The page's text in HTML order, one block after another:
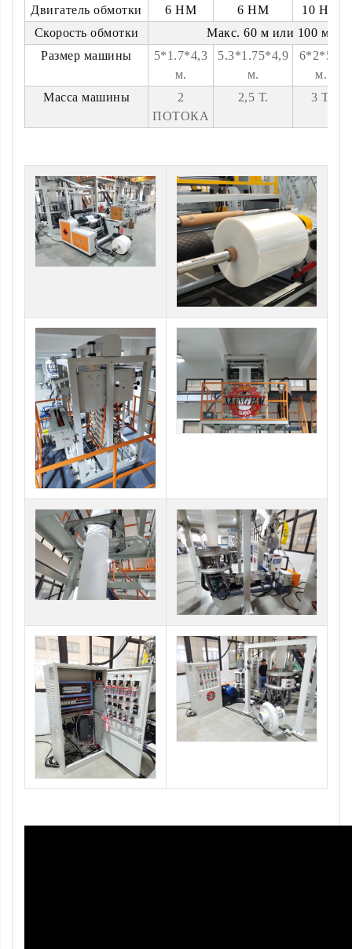
Двигатель обмотки 6 НМ 6 НМ
10 НМ
Скорость обмотки
Макс. 60 м или 100 м/
Размер машины
5*1.7*4,3
м.
5.3*1.75*4,9
м.
6*2*5,5
м.
Масса машины
2
ПОТОКА
2,5 Т. 3 Т.